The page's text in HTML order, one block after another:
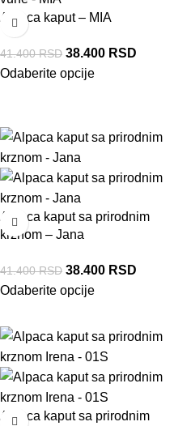
Alpaca kaput – MIA
41.400RSD 38.400 RSD
Odaberite opcije
Alpaca kaput sa prirodnim
krznom – Jana
41.400RSD 38.400 RSD
Odaberite opcije
Alpaca kaput sa prirodnim